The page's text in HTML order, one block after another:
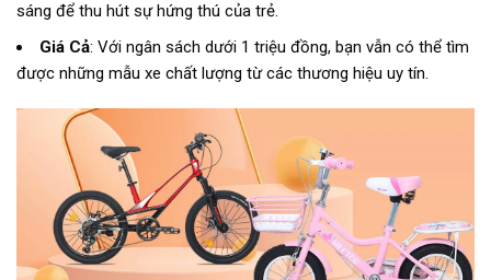
sáng để thu hút sự hứng thú của trẻ.
Giá Cả: Với ngân sách dưới 1 triệu đồng, bạn vẫn có thể tìm
được những mẫu xe chất lượng từ các thương hiệu uy tín.